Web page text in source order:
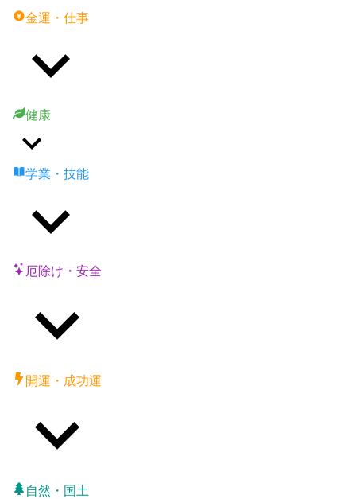
金運・仕事
健康
学業・技能
厄除け・安全
開運・成功運
自然・国土